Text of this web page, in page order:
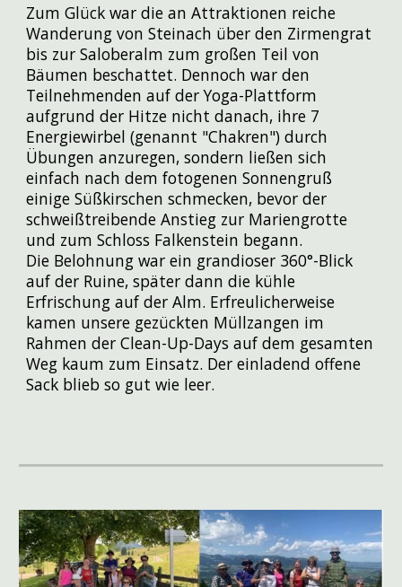
Zum Glück war die an Attraktionen reiche
Wanderung von Steinach über den Zirmengrat
bis zur Saloberalm zum großen Teil von
Bäumen beschattet. Dennoch war den
Teilnehmenden auf der Yoga-Plattform
aufgrund der Hitze nicht danach, ihre 7
Energiewirbel (genannt "Chakren") durch
Übungen anzuregen, sondern ließen sich
einfach nach dem fotogenen Sonnengruß
einige Süßkirschen schmecken, bevor der
schweißtreibende Anstieg zur Mariengrotte
und zum Schloss Falkenstein begann.
Die Belohnung war ein grandioser 360°-Blick
auf der Ruine, später dann die kühle
Erfrischung auf der Alm. Erfreulicherweise
kamen unsere gezückten Müllzangen im
Rahmen der Clean-Up-Days auf dem gesamten
Weg kaum zum Einsatz. Der einladend offene
Sack blieb so gut wie leer.